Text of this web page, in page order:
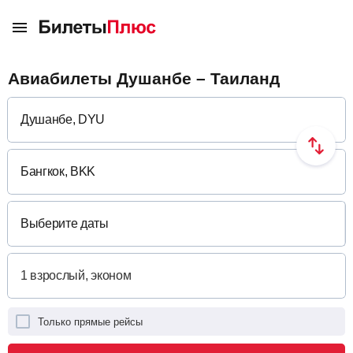
Авиабилеты Душанбе – Таиланд
Выберите даты
Только прямые рейсы